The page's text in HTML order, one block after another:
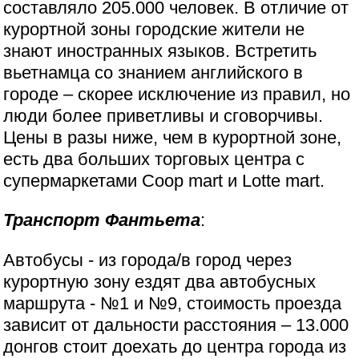
составляло 205.000 человек. В отличие от
курортной зоны городские жители не
знают иностранных языков. Встретить
вьетнамца со знанием английского в
городе – скорее исключение из правил, но
люди более приветливы и сговорчивы.
Цены в разы ниже, чем в курортной зоне,
есть два больших торговых центра с
супермаркетами Coop mart и Lotte mart.
Транспорт Фантьета:
Автобусы - из города/в город через
курортную зону ездят два автобусных
маршрута - №1 и №9, стоимость проезда
зависит от дальности расстояния – 13.000
донгов стоит доехать до центра города из